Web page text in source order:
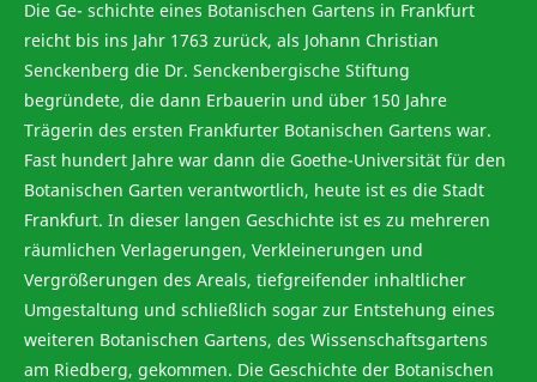
Die Ge- schichte eines Botanischen Gartens in Frankfurt
reicht bis ins Jahr 1763 zurück, als Johann Christian
Senckenberg die Dr. Senckenbergische Stiftung
begründete, die dann Erbauerin und über 150 Jahre
Trägerin des ersten Frankfurter Botanischen Gartens war.
Fast hundert Jahre war dann die Goethe-Universität für den
Botanischen Garten verantwortlich, heute ist es die Stadt
Frankfurt. In dieser langen Geschichte ist es zu mehreren
räumlichen Verlagerungen, Verkleinerungen und
Vergrößerungen des Areals, tiefgreifender inhaltlicher
Umgestaltung und schließlich sogar zur Entstehung eines
weiteren Botanischen Gartens, des Wissenschaftsgartens
am Riedberg, gekommen. Die Geschichte der Botanischen